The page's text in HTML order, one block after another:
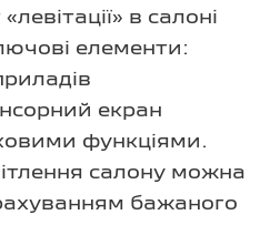
в салоні
елементи:
екран
функціями.
салону можна
бажаного